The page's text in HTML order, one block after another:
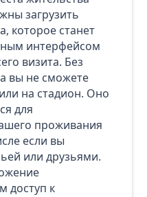
загрузить
которое станет
интерфейсом
визита. Без
вы не сможете
на стадион. Оно
для
проживания
если вы
или друзьями.
доступ к